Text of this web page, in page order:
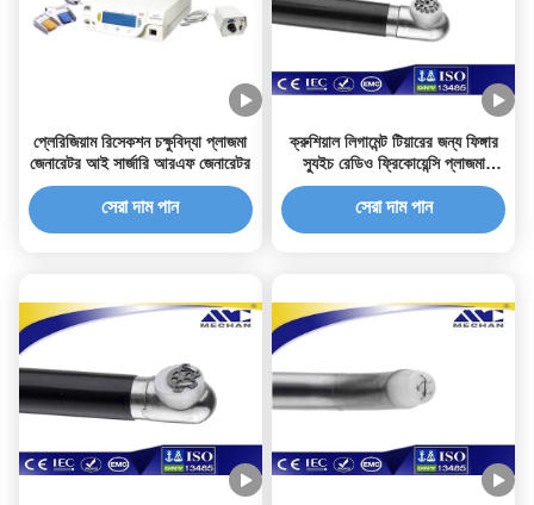
প্লেরিজিয়াম রিসেকশন চক্ষুবিদ্যা প্লাজমা
জেনারেটর আই সার্জারি আরএফ জেনারেটর
সেরা দাম পান
ক্রুশিয়াল লিগামেন্ট টিয়ারের জন্য ফিঙ্গার
স্যুইচ রেডিও ফ্রিকোয়েন্সি প্লাজমা
জেনারেটরের ডিসপোজযোগ্য ইলেক্ট্রোড
সেরা দাম পান